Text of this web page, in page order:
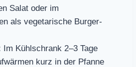
Salat oder im
als vegetarische Burger-
Im Kühlschrank 2–3 Tage
kurz in der Pfanne